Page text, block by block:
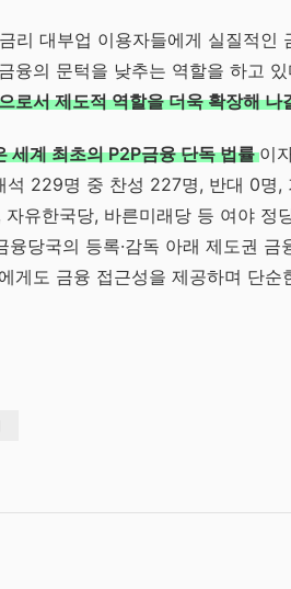
리 대부업 이용자들에게 실질적인
융의 문턱을 낮추는 역할을 하고 있
로서 제도적 역할을 더욱 확장해 나
세계 최초의 P2P금융 단독 법률 이
석 229명 중 찬성 227명, 반대 0명
유한국당, 바른미래당 등 여야 정
당국의 등록·감독 아래 제도권 금
게도 금융 접근성을 제공하며 단